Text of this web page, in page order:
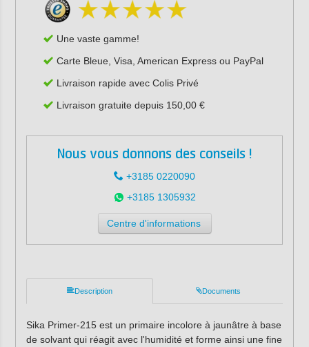
Une vaste gamme!
Carte Bleue, Visa, American Express ou PayPal
Livraison rapide avec Colis Privé
Livraison gratuite depuis 150,00 €
Nous vous donnons des conseils !
+3185 0220090
+3185 1305932
Centre d'informations
Description Documents
Sika Primer-215 est un primaire incolore à jaunâtre à base
de solvant qui réagit avec l'humidité et forme ainsi une fine